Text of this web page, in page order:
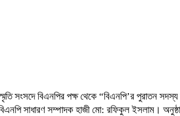
সংসদে বিএনপির পক্ষ থেকে “বিএনপি’র পুরাতন
সাধারণ সম্পাদক হাজী মো: রফিকুল ইসলাম।